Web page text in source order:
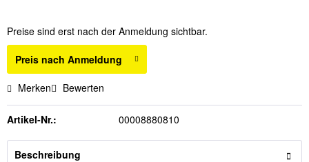
Preise sind erst nach der Anmeldung sichtbar.
Preis nach Anmeldung
Merken Bewerten
Artikel-Nr.: 00008880810
Beschreibung